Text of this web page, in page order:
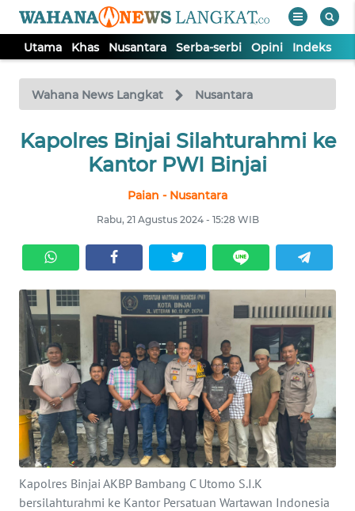
Utama Khas Nusantara Serba-serbi Opini Indeks
Wahana News Langkat Nusantara
Kapolres Binjai Silahturahmi ke
Kantor PWI Binjai
Paian - Nusantara
Rabu, 21 Agustus 2024 - 15:28 WIB
Kapolres Binjai AKBP Bambang C Utomo S.I.K
bersilahturahmi ke Kantor Persatuan Wartawan Indonesia
TV
Tutup
UTAMA
SERBA-
SERBI
OPINI
Informasi
INDEKS
BERITA
KONTAK
KAMI